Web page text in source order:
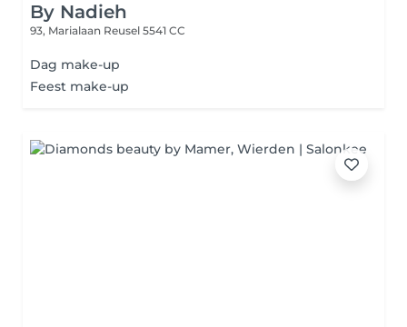
By Nadieh
93, Marialaan Reusel 5541 CC
Dag make-up
Feest make-up